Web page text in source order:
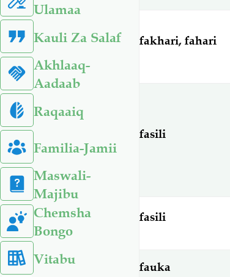
Ulamaa
Kauli Za Salaf
Akhlaaq-
Aadaab
Raqaaiq
Familia-Jamii
Maswali-
Majibu
Chemsha
Bongo
Vitabu
fakhari, fahari
fasili
fasili
fauka